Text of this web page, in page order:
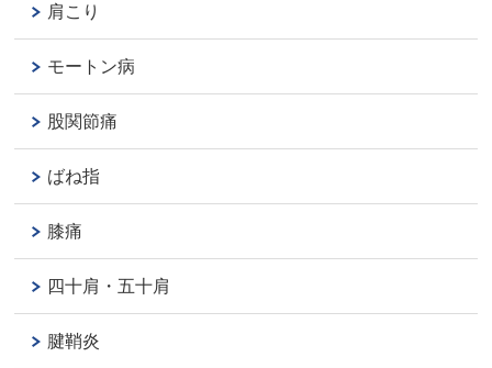
肩こり
モートン病
股関節痛
ばね指
膝痛
四十肩・五十肩
腱鞘炎